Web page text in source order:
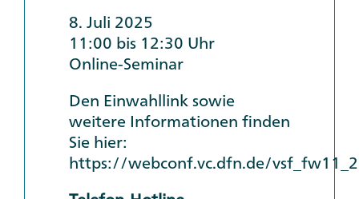
8. Juli 2025
11:00 bis 12:30 Uhr
Online-Seminar
Den Einwahllink sowie
weitere Informationen finden
Sie hier:
https://webconf.vc.dfn.de/